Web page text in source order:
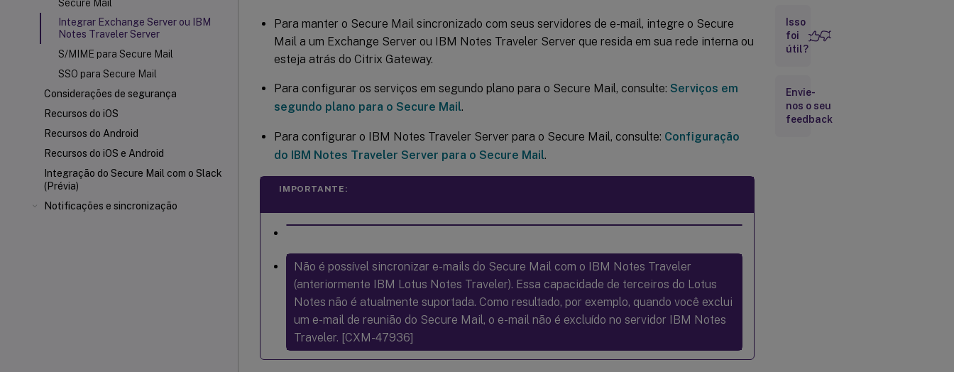
Secure Mail
Integrar Exchange Server ou IBM
Notes Traveler Server
S/MIME para Secure Mail
SSO para Secure Mail
Considerações de segurança
Recursos do iOS
Recursos do Android
Recursos do iOS e Android
Integração do Secure Mail com o Slack
(Prévia)
Notificações e sincronização
Para manter o Secure Mail sincronizado com seus servidores de e-mail, integre o Secure
Mail a um Exchange Server ou IBM Notes Traveler Server que resida em sua rede interna ou
esteja atrás do Citrix Gateway.
Para configurar os serviços em segundo plano para o Secure Mail, consulte: Serviços em
segundo plano para o Secure Mail.
Para configurar o IBM Notes Traveler Server para o Secure Mail, consulte: Configuração
do IBM Notes Traveler Server para o Secure Mail.
IMPORTANTE:
Não é possível sincronizar e-mails do Secure Mail com o IBM Notes Traveler
(anteriormente IBM Lotus Notes Traveler). Essa capacidade de terceiros do Lotus
Notes não é atualmente suportada. Como resultado, por exemplo, quando você exclui
um e-mail de reunião do Secure Mail, o e-mail não é excluído no servidor IBM Notes
Traveler. [CXM-47936]
Configuração
do nível de
Configuração
do Notes
Traveler
Isso
foi
útil?
Envie-
nos o seu
feedback